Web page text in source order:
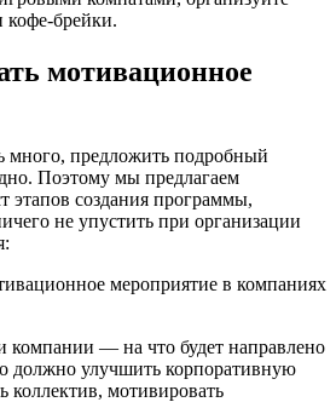
кофе-брейки.
мотивационное
много, предложить подробный
Поэтому мы предлагаем
этапов создания программы,
не упустить при организации
компании — на что будет направлено
должно улучшить корпоративную
коллектив, мотивировать